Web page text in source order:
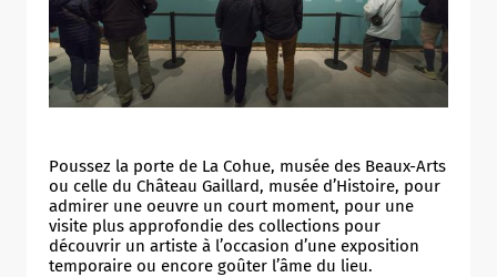
Poussez la porte de La Cohue, musée des Beaux-Arts
ou celle du Château Gaillard, musée d’Histoire, pour
admirer une oeuvre un court moment, pour une
visite plus approfondie des collections pour
découvrir un artiste à l’occasion d’une exposition
temporaire ou encore goûter l’âme du lieu.